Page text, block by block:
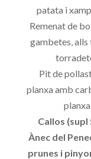
patata i
Remenat de
gambetes, alls
Pit de
planxa amb
planxa
Callos (supl
Ànec del
prunes i